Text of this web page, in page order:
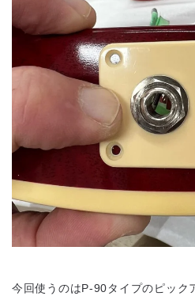
今回使うのはP-90タイプのピック